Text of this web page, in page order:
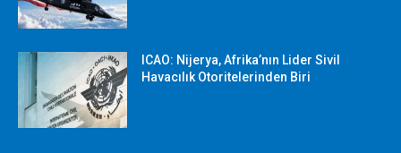
ICAO: Nijerya, Afrika’nın Lider Sivil
Havacılık Otoritelerinden Biri